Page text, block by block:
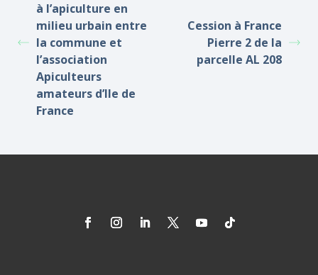
à l’apiculture en
milieu urbain entre
la commune et
l’association
Apiculteurs
amateurs d’Ile de
France
Cession à France
Pierre 2 de la
parcelle AL 208